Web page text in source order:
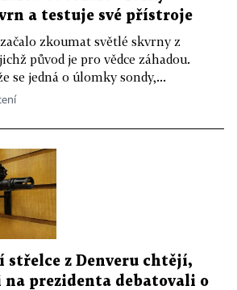
a testuje své přístroje
zkoumat světlé skvrny z
původ je pro vědce záhadou.
se jedná o úlomky sondy,...
střelce z Denveru chtějí,
prezidenta debatovali o